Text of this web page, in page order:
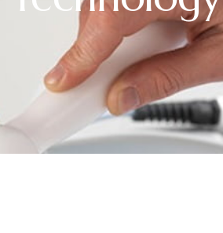
DERMATOLOGIJA
HYDRAFACIAL
PROCEDŪRA
KOSMETOLOGIJA